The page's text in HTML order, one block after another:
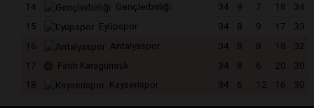
14
Gençlerbirliği 34 9 7 18
34
15
Eyüpspor 34 8 9 17
33
16
Antalyaspor 34 8 8 18
32
17
Fatih Karagümrük 34 8 6 20
30
18
Kayserispor 34 6 12 16 30